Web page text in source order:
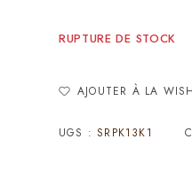
RUPTURE DE STOCK
AJOUTER À LA
UGS :SRPK13K1